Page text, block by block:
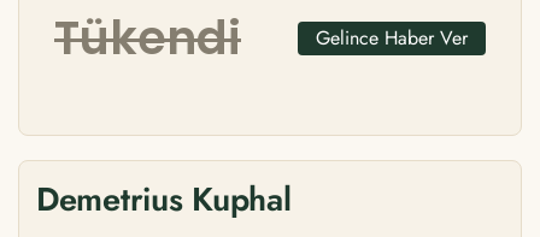
Demetrius Kuphal
Tükendi Gelince Haber Ver